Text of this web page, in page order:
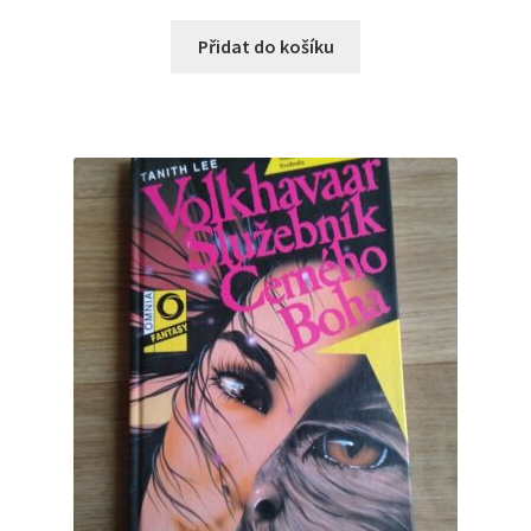
Přidat do košíku